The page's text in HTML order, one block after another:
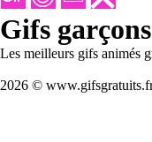
Gifs
Les meilleurs gifs animés
2026 ©